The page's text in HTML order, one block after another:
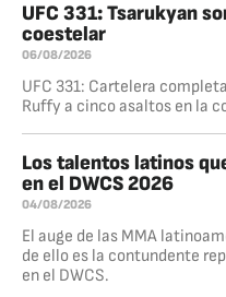
UFC 331: Tsarukyan
coestelar
06/08/2026
UFC 331: Cartelera
Ruffy a cinco asaltos en la
Los talentos latinos
en el DWCS 2026
04/08/2026
El auge de las MMA
de ello es la contundente
en el DWCS.